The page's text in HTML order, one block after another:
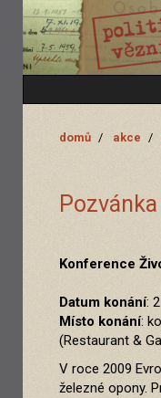
domů akce
Konference
Datum konání:
Místo konání:
(Restaurant &
V roce 2009
železné opony.